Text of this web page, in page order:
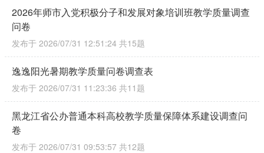
2026年师市入党积极分子和发展对象培训班教学质量调查
问卷
发布于 2026/07/31 12:51:24 共15题
逸逸阳光暑期教学质量问卷调查表
发布于 2026/07/31 11:23:36 共11题
黑龙江省公办普通本科高校教学质量保障体系建设调查问
卷
发布于 2026/07/31 09:53:57 共12题